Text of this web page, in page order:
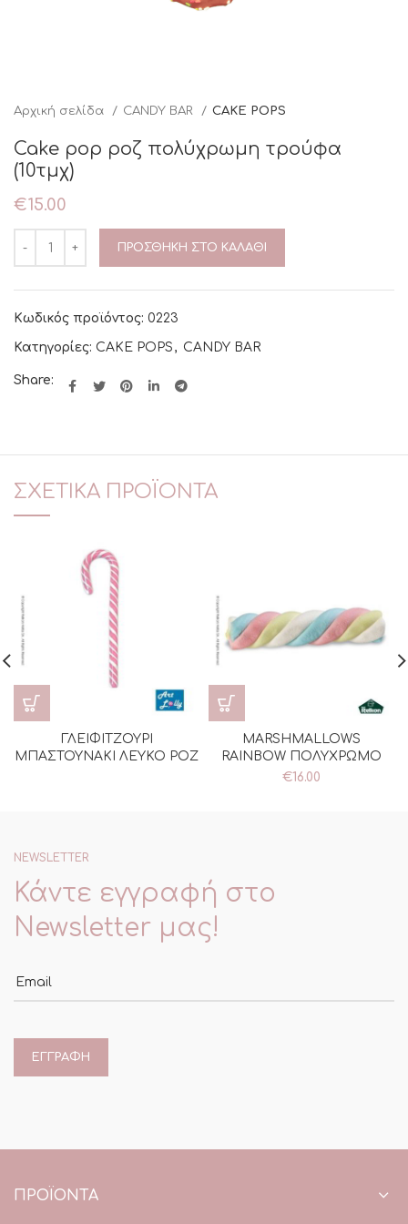
Αρχική σελίδα CANDY BAR CAKE POPS
Cake pop ροζ πολύχρωμη τρούφα
(10τμχ)
€15.00
ΠΡΟΣΘΉΚΗ ΣΤΟ ΚΑΛΆΘΙ
Κωδικός προϊόντος: 0223
Κατηγορίες: CAKE POPS , CANDY BAR
Share:
ΣΧΕΤΙΚΆ ΠΡΟΪΌΝΤΑ
ΓΛΕΙΦΙΤΖΟΥΡΙ
ΜΠΑΣΤΟΥΝΑΚΙ ΛΕΥΚΟ ΡΟΖ
MARSHMALLOWS
RAINBOW ΠΟΛΥΧΡΩΜΟ
€16.00
NEWSLETTER
Κάντε εγγραφή στο
Newsletter μας!
ΠΡΟΪΌΝΤΑ